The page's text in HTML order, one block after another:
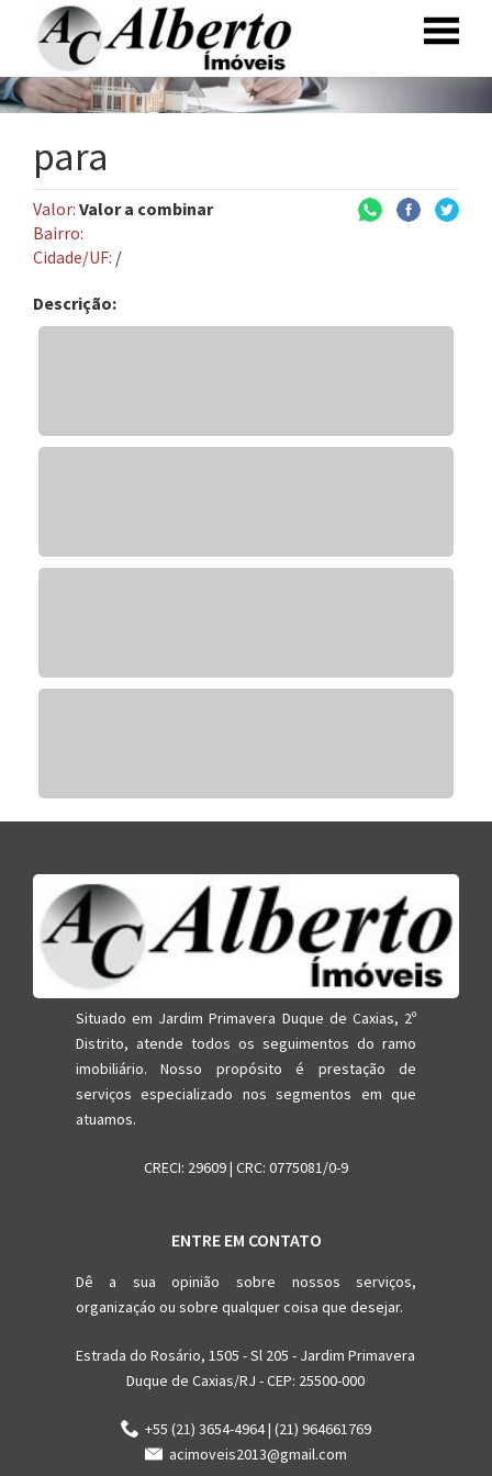
para
Valor: Valor a combinar
Bairro:
Cidade/UF: /
Descrição:
Situado em Jardim Primavera Duque de Caxias, 2º
Distrito, atende todos os seguimentos do ramo
imobiliário. Nosso propósito é prestação de
serviços especializado nos segmentos em que
atuamos.
CRECI: 29609 | CRC: 0775081/0-9
ENTRE EM CONTATO
Dê a sua opinião sobre nossos serviços,
organizaçáo ou sobre qualquer coisa que desejar.
Estrada do Rosário, 1505 - Sl 205 - Jardim Primavera
Duque de Caxias/RJ - CEP: 25500-000
+55 (21) 3654-4964 | (21) 964661769
acimoveis2013@gmail.com